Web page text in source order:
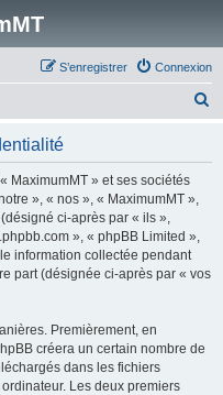
Connexion
S’enregistrer
MaximumMT » et ses sociétés
», « nos », « MaximumMT »,
ci-après par « ils »,
», « phpBB Limited »,
information collectée pendant
part (désignée ci-après par « vos
Premièrement, en
créera un certain nombre de
dans les fichiers
Les deux premiers